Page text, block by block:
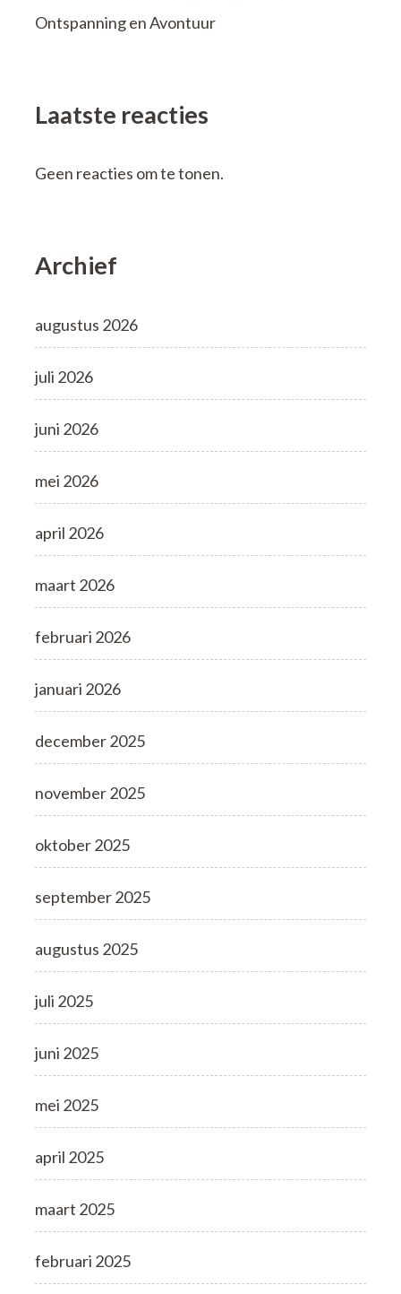
Ontspanning en Avontuur
Laatste reacties
Geen reacties om te tonen.
Archief
augustus 2026
juli 2026
juni 2026
mei 2026
april 2026
maart 2026
februari 2026
januari 2026
december 2025
november 2025
oktober 2025
september 2025
augustus 2025
juli 2025
juni 2025
mei 2025
april 2025
maart 2025
februari 2025